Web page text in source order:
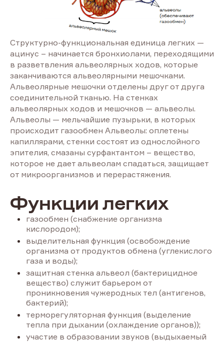
Структурно-функциональная единица легких —
ацинус – начинается бронхиолами, переходящими
в разветвления альвеолярных ходов, которые
заканчиваются альвеолярными мешочками.
Альвеолярные мешочки отделены друг от друга
соединительной тканью. На стенках
альвеолярных ходов и мешочков — альвеолы.
Альвеолы — мельчайшие пузырьки, в которых
происходит газообмен Альвеолы: оплетены
капиллярами, стенки состоят из однослойного
эпителия, смазаны сурфактантом – вещество,
которое не дает альвеолам спадаться, защищает
от микроорганизмов и перерастяжения.
Функции легких
газообмен (снабжение организма
кислородом);
выделительная функция (освобождение
организма от продуктов обмена (углекислого
газа и воды);
защитная стенка альвеол (бактерицидное
вещество) служит барьером от
проникновения чужеродных тел (антигенов,
бактерий);
терморегуляторная функция (выделение
тепла при дыхании (охлаждение органов));
участие в образовании звуков (выдыхаемый